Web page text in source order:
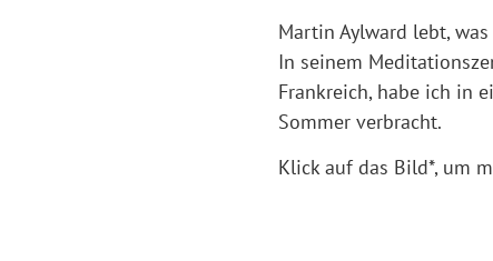
Martin Aylward lebt,
In seinem
Frankreich, habe ich in
Sommer verbracht.
Klick auf das Bild*, um